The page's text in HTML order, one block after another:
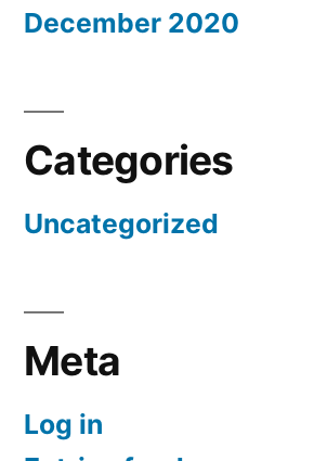
December 2020
Categories
Uncategorized
Meta
Log in